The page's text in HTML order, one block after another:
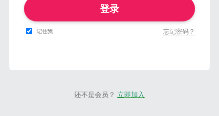
登录
记住我 忘记密码？
还不是会员？ 立即加入